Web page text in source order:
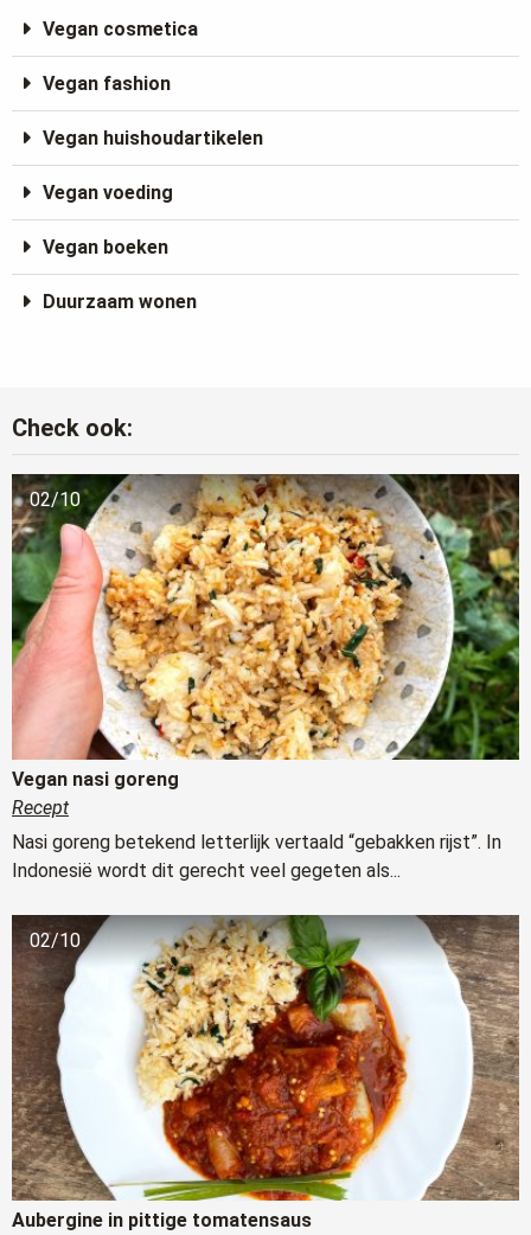
Vegan cosmetica
Vegan fashion
Vegan huishoudartikelen
Vegan voeding
Vegan boeken
Duurzaam wonen
Check ook:
02/10
Vegan nasi goreng
Recept
Nasi goreng betekend letterlijk vertaald “gebakken rijst”. In
Indonesië wordt dit gerecht veel gegeten als...
02/10
Aubergine in pittige tomatensaus